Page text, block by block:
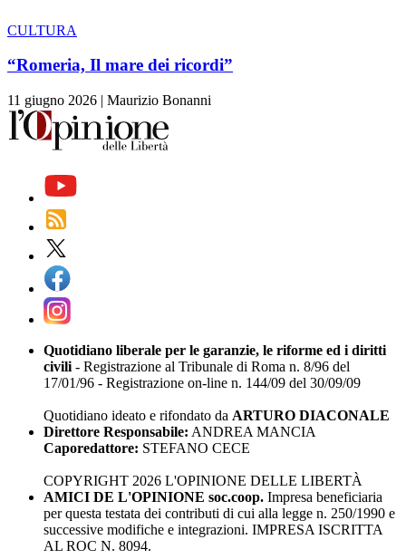
CULTURA
“Romeria, Il mare dei ricordi”
11 giugno 2026 | Maurizio Bonanni
Quotidiano liberale per le garanzie, le riforme ed i diritti
civili - Registrazione al Tribunale di Roma n. 8/96 del
17/01/96 - Registrazione on-line n. 144/09 del 30/09/09
Quotidiano ideato e rifondato da ARTURO DIACONALE
Direttore Responsabile: ANDREA MANCIA
Caporedattore: STEFANO CECE
COPYRIGHT 2026 L'OPINIONE DELLE LIBERTÀ
AMICI DE L'OPINIONE soc.coop. Impresa beneficiaria
per questa testata dei contributi di cui alla legge n. 250/1990 e
successive modifiche e integrazioni. IMPRESA ISCRITTA
AL ROC N. 8094.